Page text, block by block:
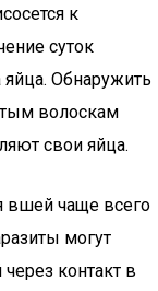
к
суток
яйца. Обнаружить
волоскам
свои яйца.
вшей чаще всего
могут
контакт в